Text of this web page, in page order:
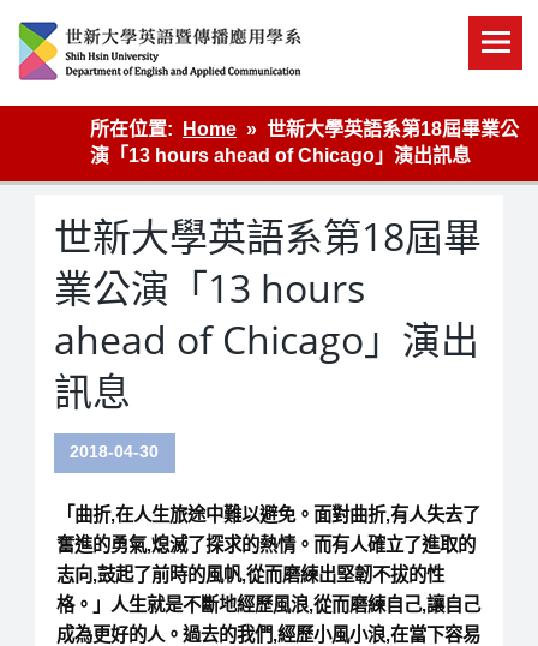
content
英語傳播
所在位置:
Home
世新大學英語系第18屆畢業公
演「13 hours ahead of Chicago」演出訊息
世新大學英語系第18屆畢
業公演「13 hours
ahead of Chicago」演出
訊息
2018-04-30
「曲折,在人生旅途中難以避免。面對曲折,有人失去了
奮進的勇氣,熄滅了探求的熱情。而有人確立了進取的
志向,鼓起了前時的風帆,從而磨練出堅韌不拔的性
格。」人生就是不斷地經歷風浪,從而磨練自己,讓自己
成為更好的人。過去的我們,經歷小風小浪,在當下容易